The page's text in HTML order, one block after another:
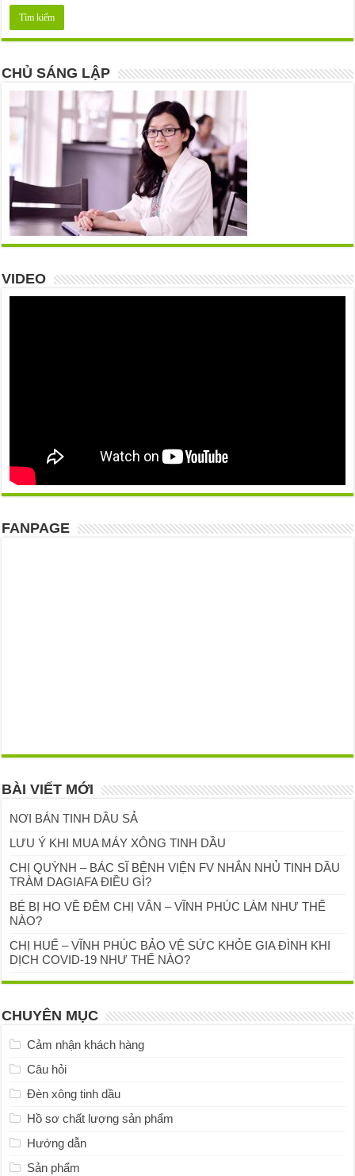
CHỦ SÁNG LẬP
VIDEO
FANPAGE
BÀI VIẾT MỚI
NƠI BÁN TINH DẦU SẢ
LƯU Ý KHI MUA MÁY XÔNG TINH DẦU
CHỊ QUỲNH – BÁC SĨ BỆNH VIỆN FV NHẮN NHỦ TINH DẦU
TRÀM DAGIAFA ĐIỀU GÌ?
BÉ BỊ HO VỀ ĐÊM CHỊ VÂN – VĨNH PHÚC LÀM NHƯ THẾ
NÀO?
CHỊ HUẾ – VĨNH PHÚC BẢO VỆ SỨC KHỎE GIA ĐÌNH KHI
DỊCH COVID-19 NHƯ THẾ NÀO?
CHUYÊN MỤC
Cảm nhận khách hàng
Câu hỏi
Đèn xông tinh dầu
Hồ sơ chất lượng sản phẩm
Hướng dẫn
Sản phẩm